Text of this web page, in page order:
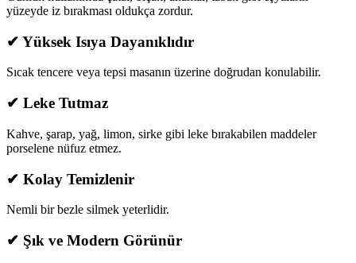
yüzeyde iz bırakması oldukça zordur.
✔ Yüksek Isıya Dayanıklıdır
Sıcak tencere veya tepsi masanın üzerine doğrudan konulabilir.
✔ Leke Tutmaz
Kahve, şarap, yağ, limon, sirke gibi leke bırakabilen maddeler
porselene nüfuz etmez.
✔ Kolay Temizlenir
Nemli bir bezle silmek yeterlidir.
✔ Şık ve Modern Görünür